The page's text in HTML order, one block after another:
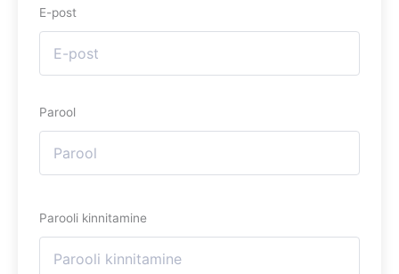
E-post
Parool
Parooli kinnitamine